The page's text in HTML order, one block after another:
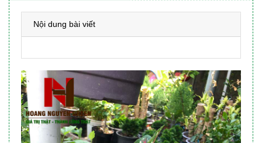
Nội dung bài viết